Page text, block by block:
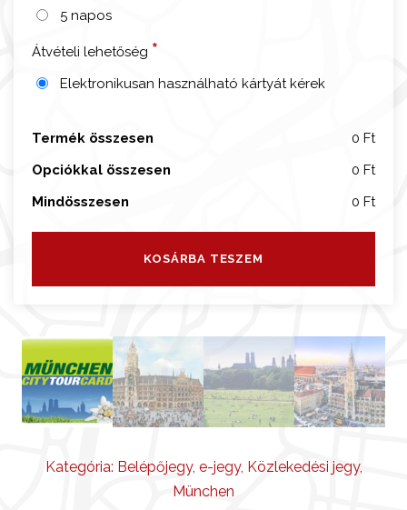
y
C
d
t
j
n
a
m
e
5 napos
Átvételi lehetőség *
Elektronikusan használható kártyát kérek
Termék összesen
0 Ft
Opciókkal összesen
0 Ft
Mindösszesen
0 Ft
KOSÁRBA TESZEM
Kategória: Belépőjegy, e-jegy, Közlekedési jegy,
München